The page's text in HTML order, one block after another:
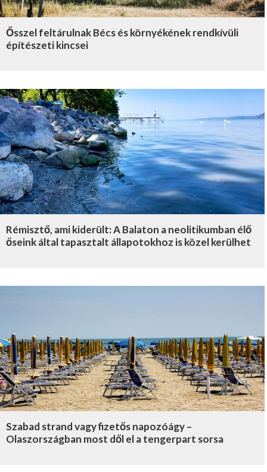
Ősszel feltárulnak Bécs és környékének rendkívüli
építészeti kincsei
Rémisztő, ami kiderült: A Balaton a neolitikumban élő
őseink által tapasztalt állapotokhoz is közel kerülhet
Szabad strand vagy fizetős napozóágy –
Olaszországban most dől el a tengerpart sorsa